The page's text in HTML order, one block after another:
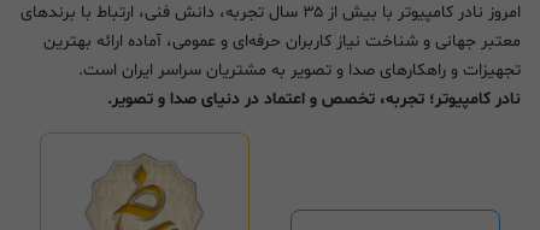
امروز نادر کامپیوتر با بیش از ۳۵ سال تجربه، دانش فنی، ارتباط با برندهای
معتبر جهانی و شناخت نیاز کاربران حرفه‌ای و عمومی، آماده ارائه بهترین
تجهیزات و راهکارهای صدا و تصویر به مشتریان سراسر ایران است.
نادر کامپیوتر؛ تجربه، تخصص و اعتماد در دنیای صدا و تصویر.